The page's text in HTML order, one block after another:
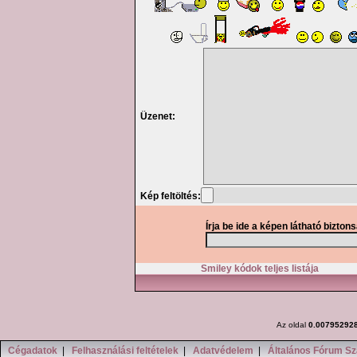
Üzenet:
Kép feltöltés:
Írja be ide a képen látható
Smiley kódok teljes listája
Az oldal
Cégadatok Felhasználási feltételek Adatvédelem Általános Fórum